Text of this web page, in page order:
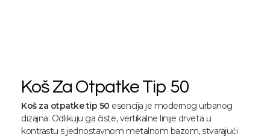
Koš Za Otpatke Tip 50
Koš za otpatke tip 50 esencija je modernog urbanog
dizajna. Odlikuju ga čiste, vertikalne linije drveta u
kontrastu s jednostavnom metalnom bazom, stvarajući